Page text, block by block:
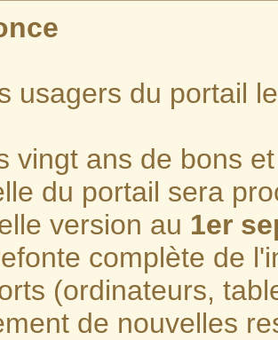
usagers du portail
vingt ans de bons
du portail sera
version au 1er
complète de
(ordinateurs,
de nouvelles